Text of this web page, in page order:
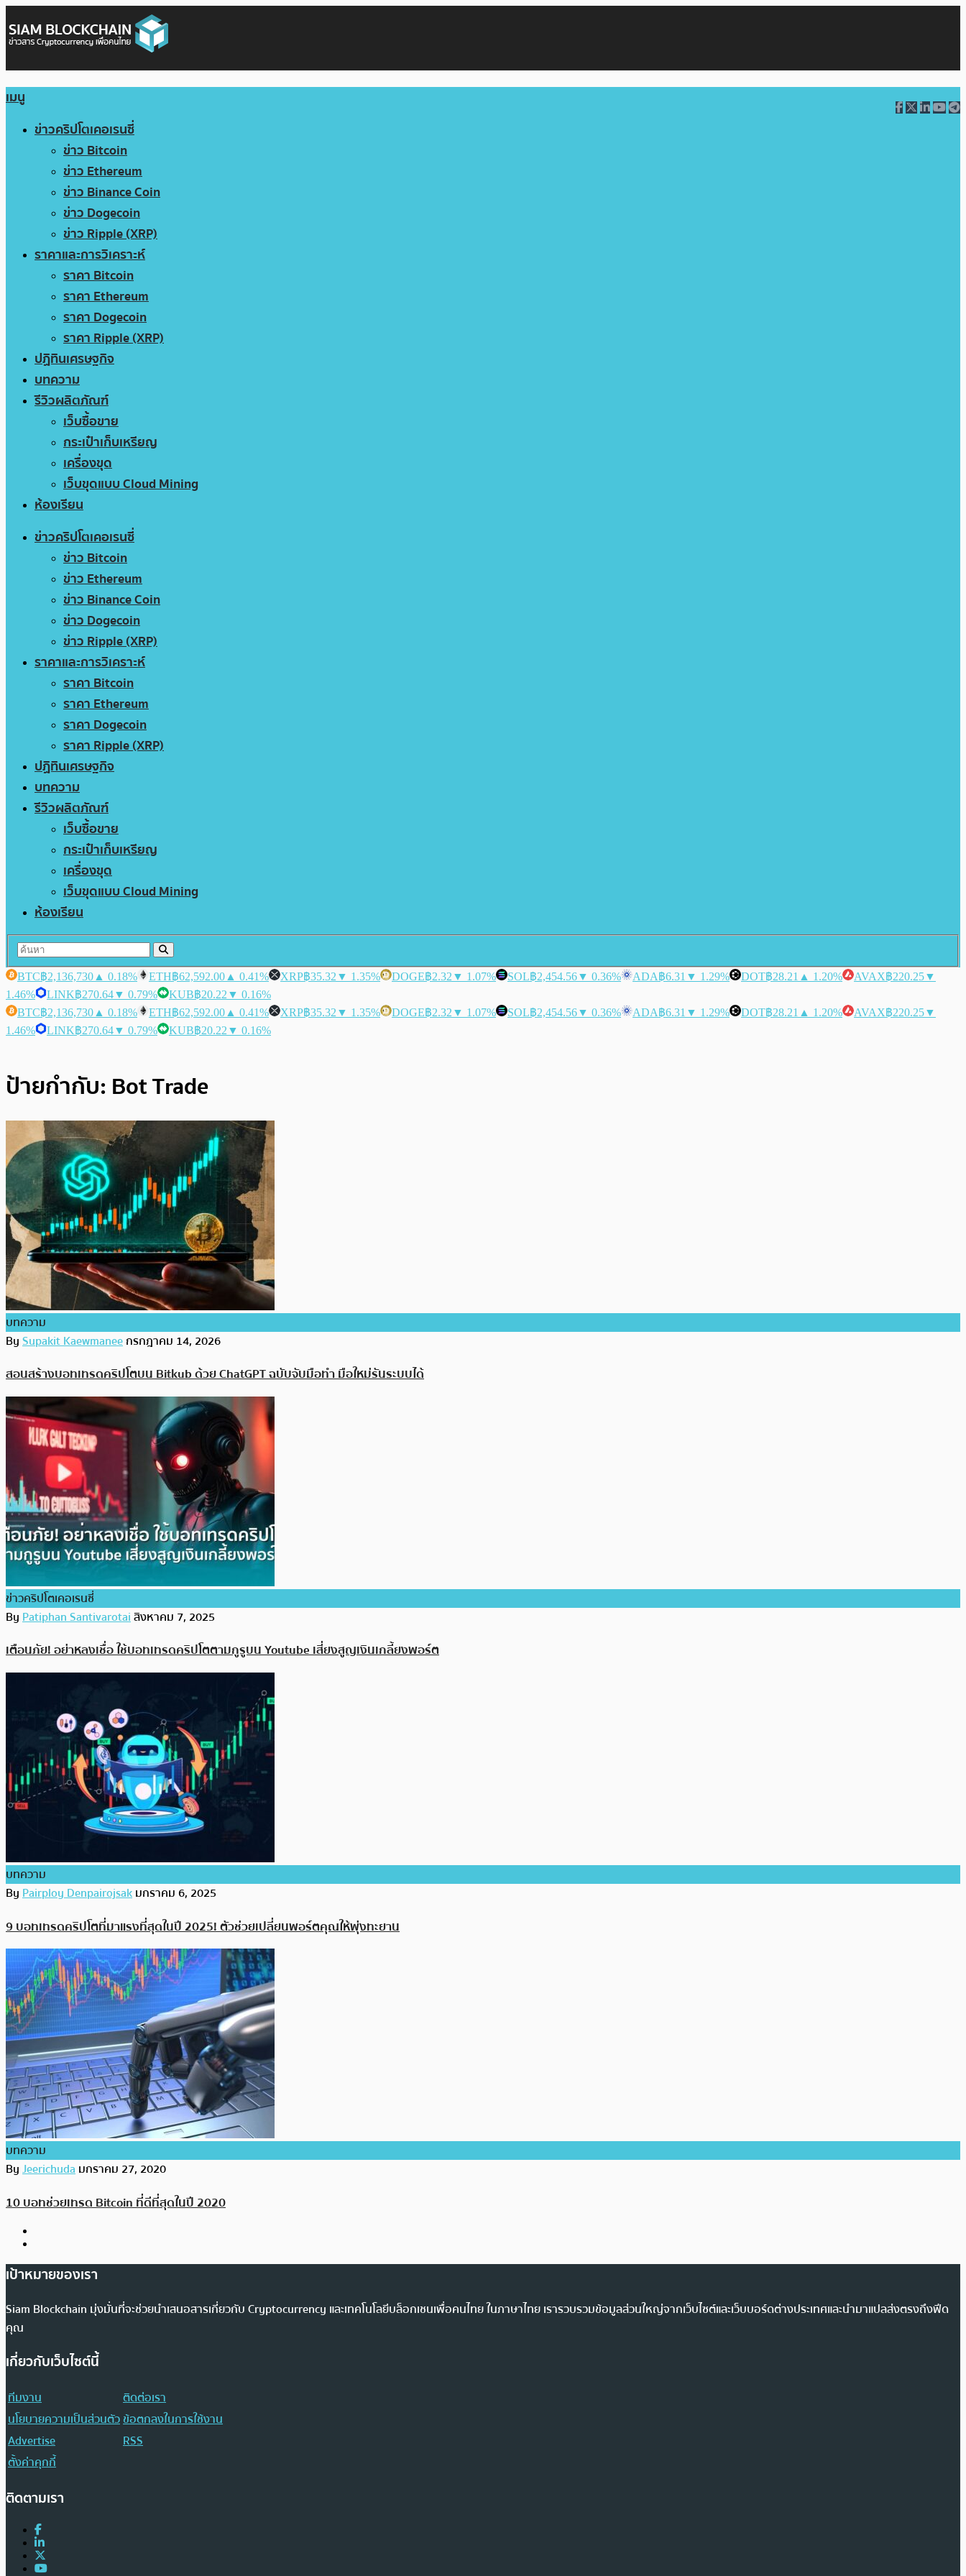
เมนู
ข่าวคริปโตเคอเรนซี่
ข่าว Bitcoin
ข่าว Ethereum
ข่าว Binance Coin
ข่าว Dogecoin
ข่าว Ripple (XRP)
ราคาและการวิเคราะห์
ราคา Bitcoin
ราคา Ethereum
ราคา Dogecoin
ราคา Ripple (XRP)
ปฏิทินเศรษฐกิจ
บทความ
รีวิวผลิตภัณฑ์
เว็บซื้อขาย
กระเป๋าเก็บเหรียญ
เครื่องขุด
เว็บขุดแบบ Cloud Mining
ห้องเรียน
ข่าวคริปโตเคอเรนซี่
ข่าว Bitcoin
ข่าว Ethereum
ข่าว Binance Coin
ข่าว Dogecoin
ข่าว Ripple (XRP)
ราคาและการวิเคราะห์
ราคา Bitcoin
ราคา Ethereum
ราคา Dogecoin
ราคา Ripple (XRP)
ปฏิทินเศรษฐกิจ
บทความ
รีวิวผลิตภัณฑ์
เว็บซื้อขาย
กระเป๋าเก็บเหรียญ
เครื่องขุด
เว็บขุดแบบ Cloud Mining
ห้องเรียน
BTC฿2,136,730 ▲ 0.18% ETH฿62,592.00 ▲ 0.41% XRP฿35.32 ▼ 1.35% DOGE฿2.32 ▼ 1.07% SOL฿2,454.56▼ 0.36% ADA฿6.31 ▼ 1.29% DOT฿28.21 ▲ 1.20% AVAX฿220.25▼
1.46%
LINK฿270.64▼ 0.79% KUB฿20.22 ▼ 0.16%
BTC฿2,136,730 ▲ 0.18% ETH฿62,592.00 ▲ 0.41% XRP฿35.32 ▼ 1.35% DOGE฿2.32 ▼ 1.07% SOL฿2,454.56▼ 0.36% ADA฿6.31 ▼ 1.29% DOT฿28.21 ▲ 1.20% AVAX฿220.25▼
1.46%
LINK฿270.64▼ 0.79% KUB฿20.22 ▼ 0.16%
ป้ายกำกับ: Bot Trade
บทความ
BySupakit Kaewmaneeกรกฎาคม 14, 2026
สอนสร้างบอทเทรดคริปโตบน Bitkub ด้วย ChatGPT ฉบับจับมือทำ มือใหม่รันระบบได้
ข่าวคริปโตเคอเรนซี่
ByPatiphan Santivarotaiสิงหาคม 7, 2025
เตือนภัย! อย่าหลงเชื่อ ใช้บอทเทรดคริปโตตามกูรูบน Youtube เสี่ยงสูญเงินเกลี้ยงพอร์ต
บทความ
ByPairploy Denpairojsakมกราคม 6, 2025
9 บอทเทรดคริปโตที่มาแรงที่สุดในปี 2025! ตัวช่วยเปลี่ยนพอร์ตคุณให้พุ่งทะยาน
บทความ
ByJeerichudaมกราคม 27, 2020
10 บอทช่วยเทรด Bitcoin ที่ดีที่สุดในปี 2020
เป้าหมายของเรา
Siam Blockchain มุ่งมั่นที่จะช่วยนำเสนอสารเกี่ยวกับ Cryptocurrency และเทคโนโลยีบล็อกเชนเพื่อคนไทย ในภาษาไทย เรารวบรวมข้อมูลส่วนใหญ่จากเว็บไซต์และเว็บบอร์ดต่างประเทศและนำมาแปลส่งตรงถึงฟีด
คุณ
เกี่ยวกับเว็บไซต์นี้
ทีมงาน
ติดต่อเรา
นโยบายความเป็นส่วนตัวข้อตกลงในการใช้งาน
Advertise
RSS
ตั้งค่าคุกกี้
ติดตามเรา